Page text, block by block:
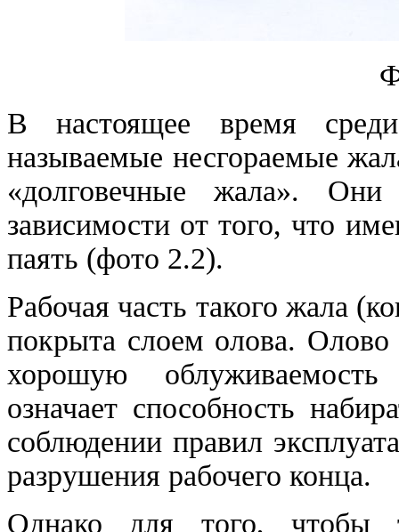
В настоящее время
называемые несгораемые
«долговечные жала».
зависимости от того, что
паять (фото 2.2).
Рабочая часть такого жала
покрыта слоем олова. Олово
хорошую
означает способность
соблюдении правил
разрушения рабочего конца.
Однако для того, чтобы